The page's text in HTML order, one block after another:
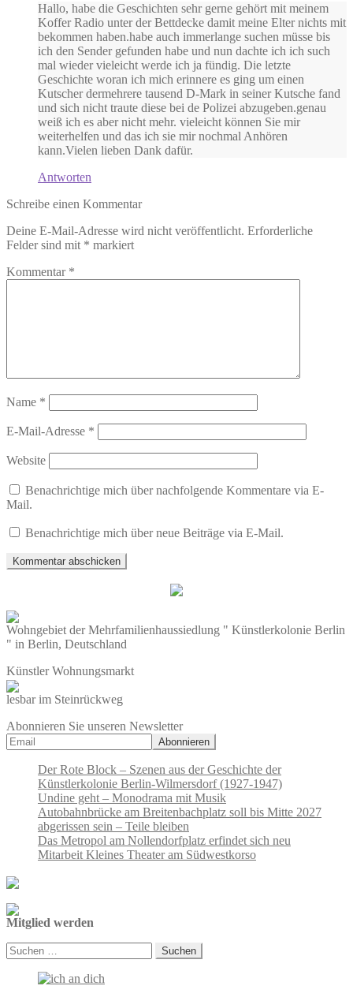
Hallo, habe die Geschichten sehr gerne gehört mit meinem
Koffer Radio unter der Bettdecke damit meine Elter nichts mit
bekommen haben.habe auch immerlange suchen müsse bis
ich den Sender gefunden habe und nun dachte ich ich such
mal wieder vieleicht werde ich ja fündig. Die letzte
Geschichte woran ich mich erinnere es ging um einen
Kutscher dermehrere tausend D-Mark in seiner Kutsche fand
und sich nicht traute diese bei de Polizei abzugeben.genau
weiß ich es aber nicht mehr. vieleicht können Sie mir
weiterhelfen und das ich sie mir nochmal Anhören
kann.Vielen lieben Dank dafür.
Antworten
Schreibe einen Kommentar
Deine E-Mail-Adresse wird nicht veröffentlicht. Erforderliche
Felder sind mit * markiert
Kommentar *
Name *
E-Mail-Adresse *
Website
Benachrichtige mich über nachfolgende Kommentare via E-
Mail.
Benachrichtige mich über neue Beiträge via E-Mail.
Wohngebiet der Mehrfamilienhaussiedlung " Künstlerkolonie Berlin
" in Berlin, Deutschland
Künstler Wohnungsmarkt
lesbar im Steinrückweg
Abonnieren Sie unseren Newsletter
Der Rote Block – Szenen aus der Geschichte der
Künstlerkolonie Berlin-Wilmersdorf (1927-1947)
Undine geht – Monodrama mit Musik
Autobahnbrücke am Breitenbachplatz soll bis Mitte 2027
abgerissen sein – Teile bleiben
Das Metropol am Nollendorfplatz erfindet sich neu
Mitarbeit Kleines Theater am Südwestkorso
Mitglied werden
Suchen
nach: